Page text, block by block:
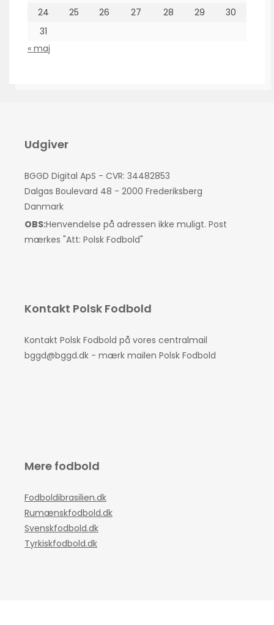
24
25 26 27 28 29
30
31
« maj
Udgiver
BGGD Digital ApS - CVR: 34482853
Dalgas Boulevard 48 - 2000 Frederiksberg
Danmark
OBS:Henvendelse på adressen ikke muligt. Post
mærkes "Att: Polsk Fodbold"
Kontakt Polsk Fodbold
Kontakt Polsk Fodbold på vores centralmail
bggd@bggd.dk - mærk mailen Polsk Fodbold
Mere fodbold
Fodboldibrasilien.dk
Rumænskfodbold.dk
Svenskfodbold.dk
Tyrkiskfodbold.dk